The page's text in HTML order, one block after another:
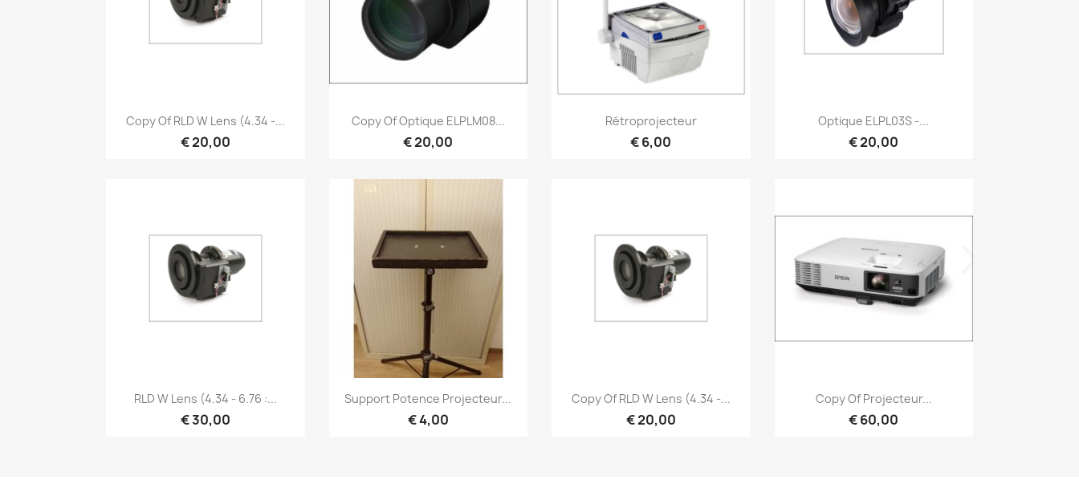
Snel bekijken
Copy Of RLD W Lens (4.34 -...
€ 20,00
Snel bekijken
Copy Of Optique ELPLM08...
€ 20,00
Snel bekijken
Rétroprojecteur
€ 6,00
Snel bekijken
Optique ELPL03S -...
€ 20,00
Snel bekijken
RLD W Lens (4.34 - 6.76 :...
€ 30,00
Snel bekijken
Support Potence Projecteur...
€ 4,00
Snel bekijken
Copy Of RLD W Lens (4.34 -...
€ 20,00
Snel bekijken
Copy Of Projecteur...
€ 60,00